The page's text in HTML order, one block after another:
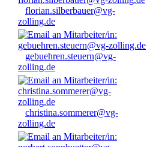
florian.silberbauer@vg-
zolling.de
gebuehren.steuern@vg-
zolling.de
christina.sommerer@vg-
zolling.de